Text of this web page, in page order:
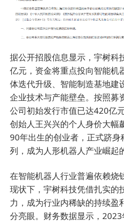
据公开招股信息显示，宇树科
亿元，资金将重点投向智能机
体迭代升级、智能制造基地建
企业技术与产能壁垒。按照募
公司初始发行市值已达420亿
创始人王兴兴的个人身价大幅
90年出生的创业者，正式跻
列，成为人形机器人产业崛起
在智能机器人行业普遍依赖烧
现状下，宇树科技凭借扎实的
力，成为行业内稀缺的持续盈
分亮眼。财务数据显示，